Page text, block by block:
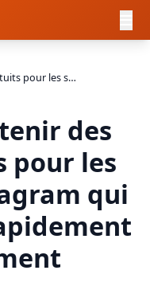
Comment obtenir des votes gratuits pour les sondages Instagram qui augmentent rapidement l'engagement
des
pour les
qui